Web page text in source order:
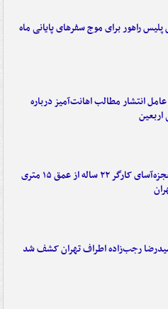
پلیس راهور برای موج سفرهای پایانی ماه
انتشار مطالب اهانت‌آمیز درباره
اربعین
نجات معجزه‌آسای کارگر ۲۲ ساله از عمق ۱۵ متری
رجب‌زاده اطراف تهران کشف شد